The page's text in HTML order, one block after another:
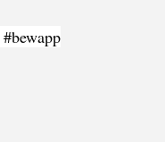
#bewapp